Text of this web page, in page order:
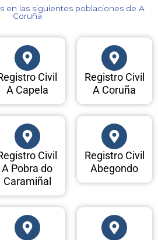
en las siguientes poblaciones de A
Coruña​
Civil
A Capela
Registro Civil
A Coruña
Civil
A Pobra do
Caramiñal
Registro Civil
Abegondo